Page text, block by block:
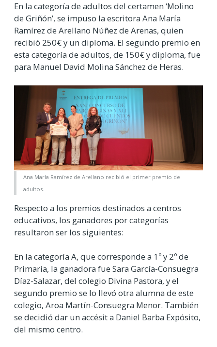
En la categoría de adultos del certamen ‘Molino
de Griñón’, se impuso la escritora Ana María
Ramírez de Arellano Núñez de Arenas, quien
recibió 250€ y un diploma. El segundo premio en
esta categoría de adultos, de 150€ y diploma, fue
para Manuel David Molina Sánchez de Heras.
Ana María Ramírez de Arellano recibió el primer premio de
adultos.
Respecto a los premios destinados a centros
educativos, los ganadores por categorías
resultaron ser los siguientes:
En la categoría A, que corresponde a 1º y 2º de
Primaria, la ganadora fue Sara García-Consuegra
Díaz-Salazar, del colegio Divina Pastora, y el
segundo premio se lo llevó otra alumna de este
colegio, Aroa Martín-Consuegra Menor. También
se decidió dar un accésit a Daniel Barba Expósito,
del mismo centro.